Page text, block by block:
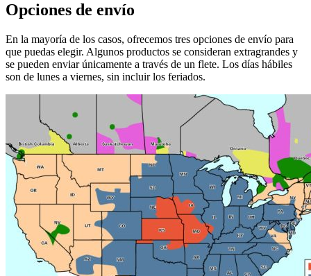
Opciones de envío
En la mayoría de los casos, ofrecemos tres opciones de envío para
que puedas elegir. Algunos productos se consideran extragrandes y
se pueden enviar únicamente a través de un flete. Los días hábiles
son de lunes a viernes, sin incluir los feriados.